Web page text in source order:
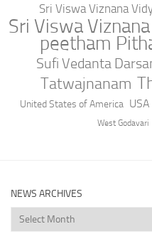
Sri Viswa Viznana
Sri Viswa
peetham
Sufi Vedanta
Tatwajnanam
United States of America USA
West Godavari
NEWS ARCHIVES
News
Archives